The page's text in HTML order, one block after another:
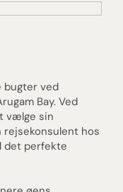
bugter ved
Bay. Ved
vælge sin
hos
det perfekte